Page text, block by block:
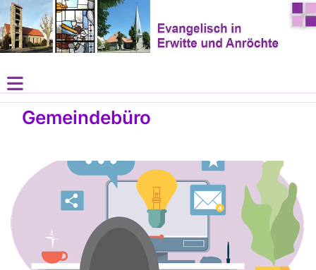
Gemeindebüro